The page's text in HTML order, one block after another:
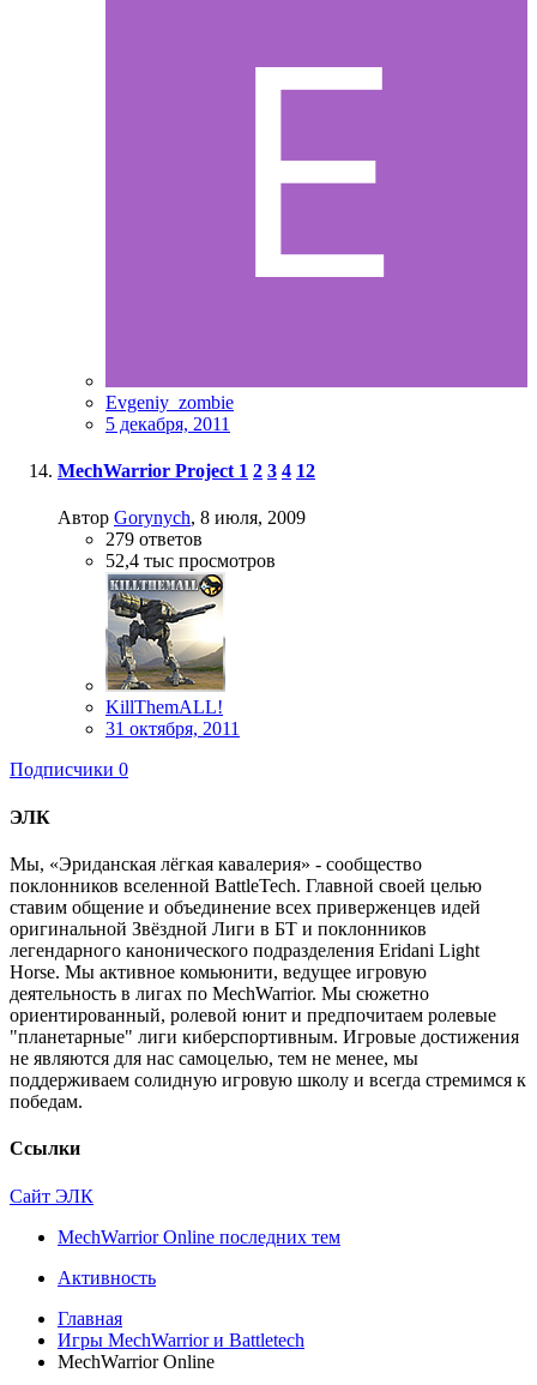
Evgeniy_zombie
5 декабря, 2011
MechWarrior Project 1 2 3 4 12
Автор Gorynych, 8 июля, 2009
279 ответов
52,4 тыс просмотров
KillThemALL!
31 октября, 2011
Подписчики 0
ЭЛК
Мы, «Эриданская лёгкая кавалерия» - сообщество
поклонников вселенной BattleTech. Главной своей целью
ставим общение и объединение всех приверженцев идей
оригинальной Звёздной Лиги в БТ и поклонников
легендарного канонического подразделения Eridani Light
Horse. Мы активное комьюнити, ведущее игровую
деятельность в лигах по MechWarrior. Мы сюжетно
ориентированный, ролевой юнит и предпочитаем ролевые
"планетарные" лиги киберспортивным. Игровые достижения
не являются для нас самоцелью, тем не менее, мы
поддерживаем солидную игровую школу и всегда стремимся к
победам.
Ссылки
Сайт ЭЛК
MechWarrior Online последних тем
Активность
Главная
Игры MechWarrior и Battletech
MechWarrior Online